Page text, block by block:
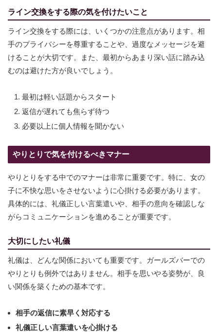
ライン交換をする際の気を付けたいこと
ライン交換をする際には、いくつかの注意点があります。相
手のプライバシーを尊重することや、過度なメッセージを避
けることが大切です。また、最初からあまり深い話に踏み込
むのは避けた方が良いでしょう。
最初は軽い話題からスタート
返信が遅れても焦らず待つ
必要以上に個人情報を聞かない
やりとりで気を付けるべきマナー
やりとりをする中でのマナーは非常に重要です。特に、女の
子に不快な思いをさせないように心掛ける必要があります。
具体的には、礼儀正しい言葉遣いや、相手の意向を確認しな
がらコミュニケーションを進めることが重要です。
大切にしたい礼儀
礼儀は、どんな関係においても重要です。ガールズバーでの
やりとりも例外ではありません。相手を思いやる姿勢が、良
い関係を築くための基本です。
相手の返信に素早く対応する
礼儀正しい言葉遣いを心掛ける